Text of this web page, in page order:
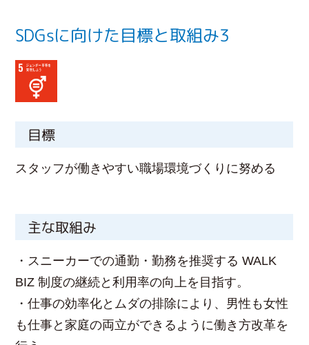
SDGsに向けた目標と取組み3
目標
スタッフが働きやすい職場環境づくりに努める
主な取組み
・スニーカーでの通勤・勤務を推奨する WALK
BIZ 制度の継続と利用率の向上を目指す。
・仕事の効率化とムダの排除により、男性も女性
も仕事と家庭の両立ができるように働き方改革を